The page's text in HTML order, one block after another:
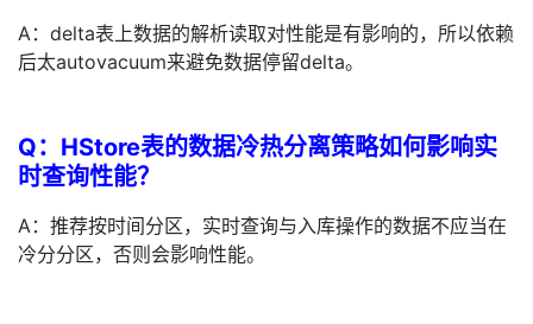
发
者
学
堂
Programs
的
持
我
A：delta表上数据的解析读取对性能是有影响的，所以依赖
后太autovacuum来避免数据停留delta。
Q：HStore表的数据冷热分离策略如何影响实
时查询性能？
A：推荐按时间分区，实时查询与入库操作的数据不应当在
冷分分区，否则会影响性能。